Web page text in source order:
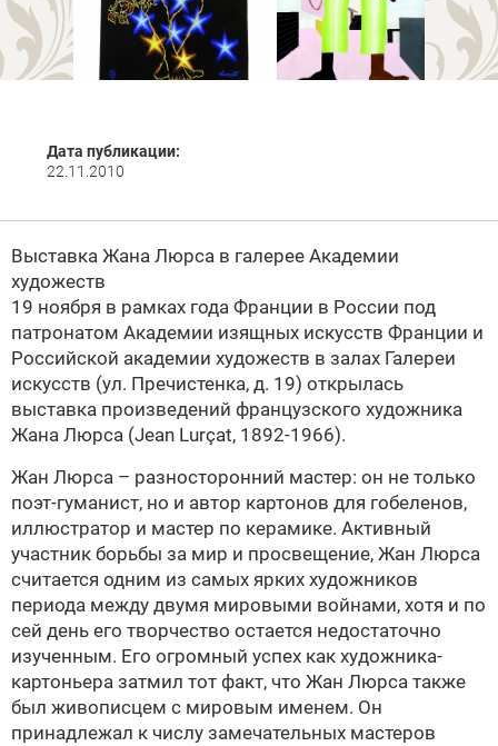
Дата публикации:
22.11.2010
Выставка Жана Люрса в галерее Академии
художеств
19 ноября в рамках года Франции в России под
патронатом Академии изящных искусств Франции и
Российской академии художеств в залах Галереи
искусств (ул. Пречистенка, д. 19) открылась
выставка произведений французского художника
Жана Люрса (Jean Lurçat, 1892-1966).
Жан Люрса – разносторонний мастер: он не только
поэт-гуманист, но и автор картонов для гобеленов,
иллюстратор и мастер по керамике. Активный
участник борьбы за мир и просвещение, Жан Люрса
считается одним из самых ярких художников
периода между двумя мировыми войнами, хотя и по
сей день его творчество остается недостаточно
изученным. Его огромный успех как художника-
картоньера затмил тот факт, что Жан Люрса также
был живописцем с мировым именем. Он
принадлежал к числу замечательных мастеров